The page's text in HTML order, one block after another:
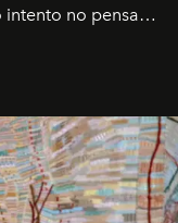
no pensar
que es una